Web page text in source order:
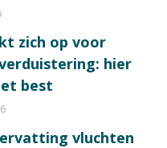
zich op voor
hier
best
vluchten